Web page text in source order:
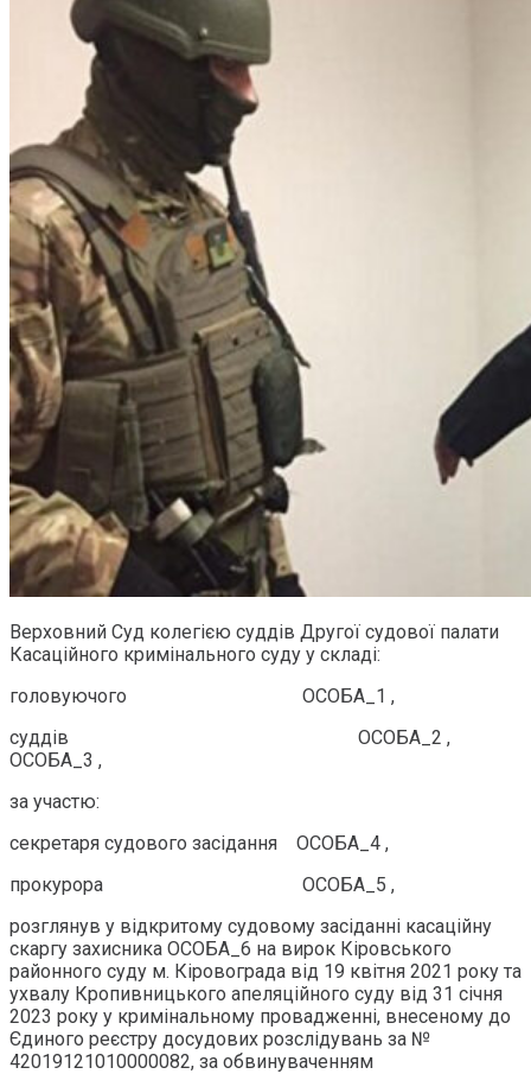
Верховний Суд колегією суддів Другої судової палати
Касаційного кримінального суду у складі:
головуючого ОСОБА_1 ,
суддів ОСОБА_2 ,
ОСОБА_3 ,
за участю:
секретаря судового засідання ОСОБА_4 ,
прокурора ОСОБА_5 ,
розглянув у відкритому судовому засіданні касаційну
скаргу захисника ОСОБА_6 на вирок Кіровського
районного суду м. Кіровограда від 19 квітня 2021 року та
ухвалу Кропивницького апеляційного суду від 31 січня
2023 року у кримінальному провадженні, внесеному до
Єдиного реєстру досудових розслідувань за №
42019121010000082, за обвинуваченням